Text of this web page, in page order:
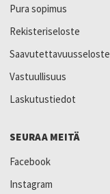
Pura sopimus
Rekisteriseloste
Saavutettavuusseloste
Vastuullisuus
Laskutustiedot
SEURAA MEITÄ
Facebook
Instagram